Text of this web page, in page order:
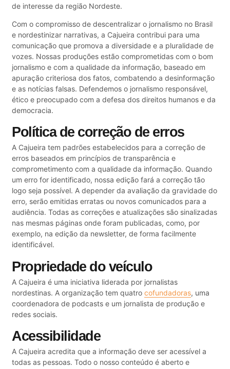
de interesse da região Nordeste.
Com o compromisso de descentralizar o jornalismo no Brasil
e nordestinizar narrativas, a Cajueira contribui para uma
comunicação que promova a diversidade e a pluralidade de
vozes. Nossas produções estão comprometidas com o bom
jornalismo e com a qualidade da informação, baseado em
apuração criteriosa dos fatos, combatendo a desinformação
e as notícias falsas. Defendemos o jornalismo responsável,
ético e preocupado com a defesa dos direitos humanos e da
democracia.
Política de correção de erros
A Cajueira tem padrões estabelecidos para a correção de
erros baseados em princípios de transparência e
comprometimento com a qualidade da informação. Quando
um erro for identificado, nossa edição fará a correção tão
logo seja possível. A depender da avaliação da gravidade do
erro, serão emitidas erratas ou novos comunicados para a
audiência. Todas as correções e atualizações são sinalizadas
nas mesmas páginas onde foram publicadas, como, por
exemplo, na edição da newsletter, de forma facilmente
identificável.
Propriedade do veículo
A Cajueira é uma iniciativa liderada por jornalistas
nordestinas. A organização tem quatrocofundadoras, uma
coordenadora de podcasts e um jornalista de produção e
redes sociais.
Acessibilidade
A Cajueira acredita que a informação deve ser acessível a
todas as pessoas. Todo o nosso conteúdo é aberto e